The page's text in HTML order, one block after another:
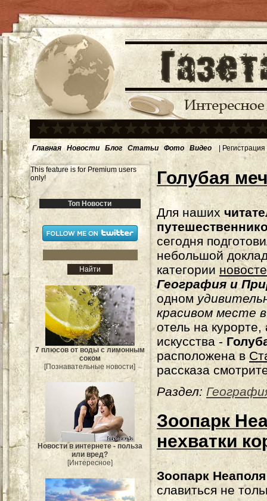
Главная Новости Блог Статьи Фото Видео | Регистрация
This feature is for Premium users
only!
Топ Новости
7 плюсов от воды с лимонным
соком
[Познавательные новости]
Новости в интернете - польза
или вред?
[Интересное]
Голубая
Для наших
сегодня
небольшой
категории
География и
одном
красивом месте
отель на
искусства -
расположена в
рассказа
Раздел:
Зоопарк
нехватки
Зоопарк Неаполя
славиться не